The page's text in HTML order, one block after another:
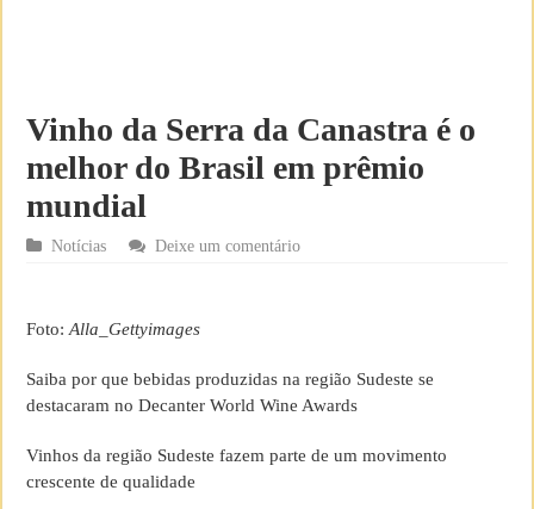
Vinho da Serra da Canastra é o
melhor do Brasil em prêmio
mundial
Notícias Deixe um comentário
Foto:Alla_Gettyimages
Saiba por que bebidas produzidas na região Sudeste se
destacaram no Decanter World Wine Awards
Vinhos da região Sudeste fazem parte de um movimento
crescente de qualidade